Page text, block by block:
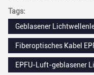
Tags:
Geblasener
Fiberoptisches Kabel
EPFU-Luft-geblasener